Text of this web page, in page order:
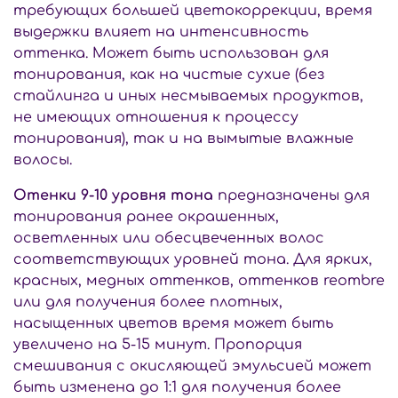
требующих большей цветокоррекции, время
выдержки влияет на интенсивность
оттенка. Может быть использован для
тонирования, как на чистые сухие (без
стайлинга и иных несмываемых продуктов,
не имеющих отношения к процессу
тонирования), так и на вымытые влажные
волосы.
Отенки 9-10 уровня тона предназначены для
тонирования ранее окрашенных,
осветленных или обесцвеченных волос
соответствующих уровней тона. Для ярких,
красных, медных оттенков, оттенков reombre
или для получения более плотных,
насыщенных цветов время может быть
увеличено на 5-15 минут. Пропорция
смешивания с окисляющей эмульсией может
быть изменена до 1:1 для получения более